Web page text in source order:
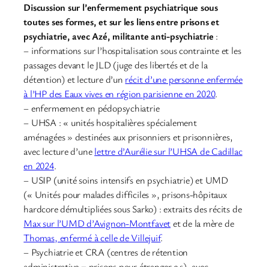
Discussion sur l’enfermement psychiatrique sous
toutes ses formes, et sur les liens entre prisons et
psychiatrie, avec Azé, militante anti-psychiatrie :
– informations sur l’hospitalisation sous contrainte et les
passages devant le JLD (juge des libertés et de la
détention) et lecture d’un récit d’une personne enfermée
à l’HP des Eaux vives en région parisienne en 2020.
– enfermement en pédopsychiatrie
– UHSA : « unités hospitalières spécialement
aménagées » destinées aux prisonniers et prisonnières,
avec lecture d’unelettre d’Aurélie sur l’UHSA de Cadillac
en 2024.
– USIP (unité soins intensifs en psychiatrie) et UMD
(« Unités pour malades difficiles », prisons-hôpitaux
hardcore démultipliées sous Sarko) : extraits des récits de
Max sur l’UMD d’Avignon-Montfavetet de la mère de
Thomas, enfermé à celle de Villejuif.
– Psychiatrie et CRA (centres de rétention